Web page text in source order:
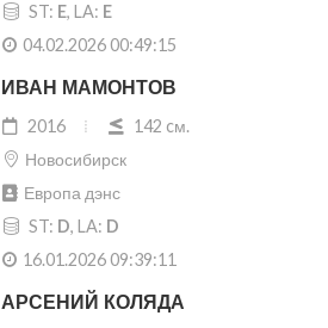
ST: E, LA: E
04.02.2026 00:49:15
ИВАН МАМОНТОВ
2016
142 cм.
Новосибирск
Европа дэнс
ST: D, LA: D
16.01.2026 09:39:11
АРСЕНИЙ КОЛЯДА